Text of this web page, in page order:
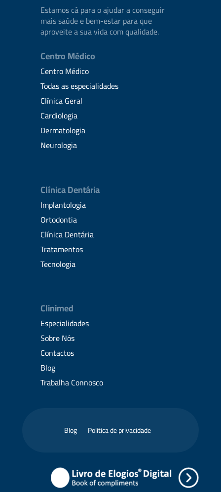
Estamos cá para o ajudar a conseguir
mais saúde e bem-estar para que
aproveite a sua vida com qualidade.
Centro Médico
Centro Médico
Todas as especialidades
Clínica Geral
Cardiologia
Dermatologia
Neurologia
Clínica Dentária
Implantologia
Ortodontia
Clínica Dentária
Tratamentos
Tecnologia
Clinimed
Especialidades
Sobre Nós
Contactos
Blog
Trabalha Connosco
Blog Politica de privacidade